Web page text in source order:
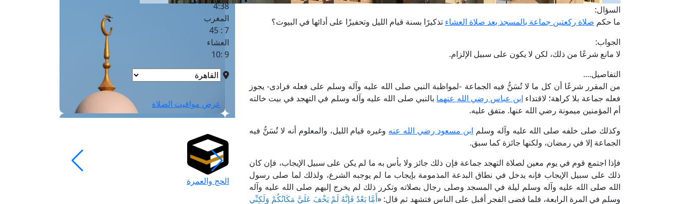
السؤال:
ما حكم صلاة ركعتين جماعة بالمسجد بعد صلاة العشاء تذكيرًا بسنة قيام الليل وتحفيزًا على أدائها في البيوت؟
الجواب:
لا مانع شرعًا من ذلك، لكن لا يكون على سبيل الإلزام.
التفاصيل....
من المقرر شرعًا أن كل ما لا تُسَنُّ فيه الجماعة -لمواظبة النبي صلى الله عليه وآله وسلم على فعله فرادى- يجوز
فعله جماعة بلا كراهة؛ لاقتداء ابن عباس رضي الله عنهما بالنبي صلى الله عليه وآله وسلم في التهجد في بيت خالته
أم المؤمنين ميمونة رضي الله عنها. متفق عليه.
وكذلك صلى خلفه صلى الله عليه وآله وسلم ابن مسعود رضي الله عنه وغيره قيام الليل، والمعلوم أنه لا تُسَنُّ فيه
الجماعة إلا في رمضان، ولكنها جائزة كما سبق.
فإذا اجتمع قوم في يوم معين لصلاة التهجد جماعة فإن ذلك جائز ولا بأس به ما لم يكن على سبيل الإيجاب، فإن كان
ذلك على سبيل الإيجاب فإنه يدخل في نطاق البدعة المذمومة بإيجاب ما لم يوجبه الشرع، ولذلك لما صلى رسول
الله صلى الله عليه وآله وسلم ليلة في المسجد وصلى رجال بصلاته وتكرر ذلك لم يخرج إليهم صلى الله عليه وآله
وسلم في المرة الرابعة، فلما قضى الفجر أقبل على الناس فتشهد ثم قال: «أَمَّا بَعْدُ فَإِنَّهُ لَمْ يَخْفَ عَلَيَّ مَكَانُكُمْ وَلَكِنِّي
4:38
المغرب
7 : 45
العشاء
9 :10
عرض مواقيت الصلاة
الحج والعمرة